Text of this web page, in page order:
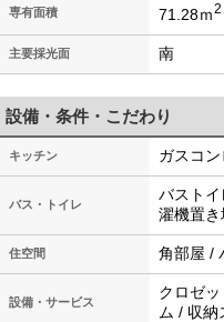
専有面積 71.28ｍ2
主要採光面 南
設備・条件・こだわり
キッチン ガスコ
バス・トイレ
バスト
濯機置き
住空間 角部屋 /
設備・サービス
クロゼ
ム / 収納